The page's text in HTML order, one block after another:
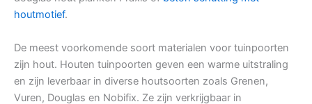
houtmotief.
De meest voorkomende soort materialen voor tuinpoorten
zijn hout. Houten tuinpoorten geven een warme uitstraling
en zijn leverbaar in diverse houtsoorten zoals Grenen,
Vuren, Douglas en Nobifix. Ze zijn verkrijgbaar in